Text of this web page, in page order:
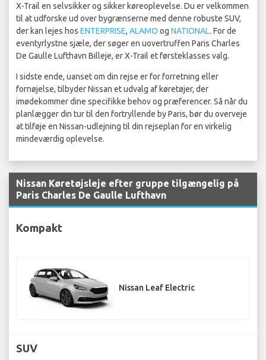
X-Trail en selvsikker og sikker køreoplevelse. Du er velkommen
til at udforske ud over bygrænserne med denne robuste SUV,
der kan lejes hos ENTERPRISE, ALAMO og NATIONAL. For de
eventyrlystne sjæle, der søger en uovertruffen Paris Charles
De Gaulle Lufthavn Billeje, er X-Trail et førsteklasses valg.
I sidste ende, uanset om din rejse er for forretning eller
fornøjelse, tilbyder Nissan et udvalg af køretøjer, der
imødekommer dine specifikke behov og præferencer. Så når du
planlægger din tur til den fortryllende by Paris, bør du overveje
at tilføje en Nissan-udlejning til din rejseplan for en virkelig
mindeværdig oplevelse.
Nissan Køretøjsleje efter gruppe tilgængelig på
Paris Charles De Gaulle Lufthavn
Kompakt
Nissan Leaf Electric
SUV